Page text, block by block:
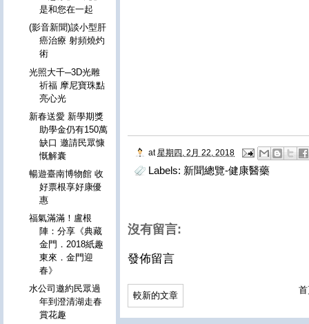
at 星期四, 2月 22, 2018
Labels: 新聞總覽-健康醫藥
沒有留言:
發佈留言
較新的文章
是和您在一起
(影音新聞)談小型肝
癌治療 射頻燒灼
術
光照大千─3D光雕
祈福 摩尼寶珠點
亮心光
新春送愛 新學期獎
助學金仍有150萬
缺口 邀請民眾慷
慨解囊
暢遊臺南博物館 收
好票根享好康優
惠
福氣滿滿！盧根
陣：分享《典藏
金門．2018紙趣
東來．金門迎
春》
水公司邀約民眾過
年到澄清湖走春
賞花趣